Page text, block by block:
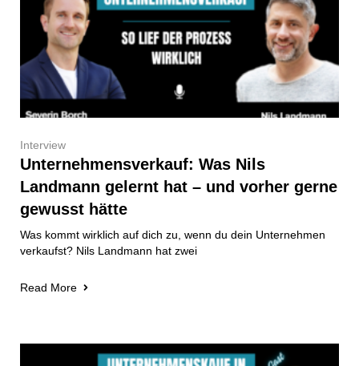
Interview
Unternehmensverkauf: Was Nils
Landmann gelernt hat – und vorher gerne
gewusst hätte
Was kommt wirklich auf dich zu, wenn du dein Unternehmen
verkaufst? Nils Landmann hat zwei
Read More